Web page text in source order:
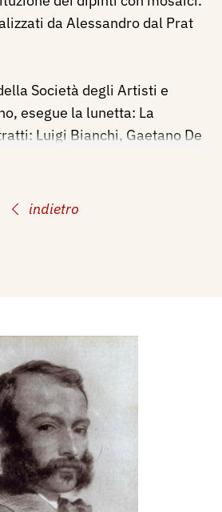
indietro
da Alessandro dal Prat
Società degli Artisti e
esegue la lunetta: La
Luigi Bianchi, Gaetano De
della Società degli Artisti e
Milano, Arti Grafiche Pizzi e
XXXVIII.